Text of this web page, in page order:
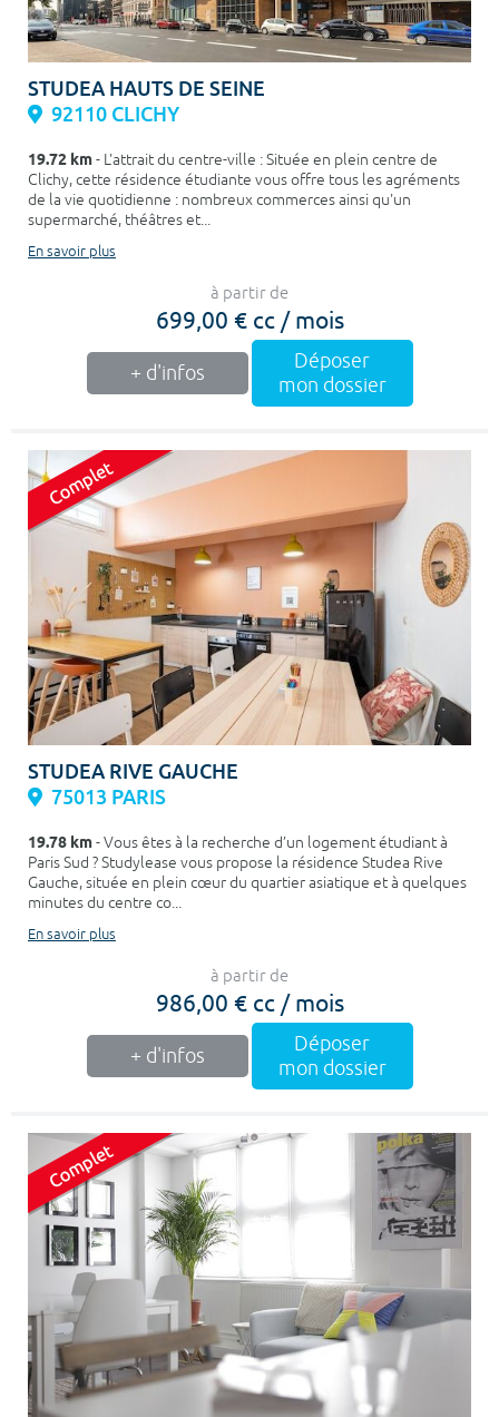
STUDEA HAUTS DE SEINE
92110 CLICHY
19.72 km- L'attrait du centre-ville : Située en plein centre de
Clichy, cette résidence étudiante vous offre tous les agréments
de la vie quotidienne : nombreux commerces ainsi qu'un
supermarché, théâtres et...
En savoir plus
à partir de
699,00 € cc / mois
+ d'infos
Déposer
mon dossier
STUDEA RIVE GAUCHE
75013 PARIS
19.78 km- Vous êtes à la recherche d’un logement étudiant à
Paris Sud ? Studylease vous propose la résidence Studea Rive
Gauche, située en plein cœur du quartier asiatique et à quelques
minutes du centre co...
En savoir plus
à partir de
986,00 € cc / mois
+ d'infos
Déposer
mon dossier